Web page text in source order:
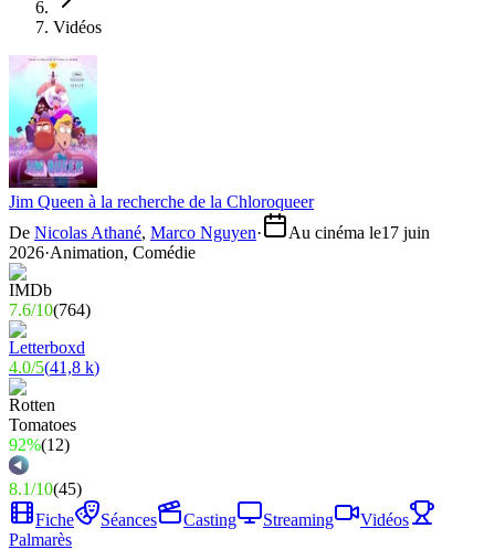
Vidéos
Jim Queen à la recherche de la Chloroqueer
De Nicolas Athané, Marco Nguyen· Au cinéma le17 juin
2026·Animation, Comédie
7.6/10(764)
4.0/5(41,8 k)
92%(12)
8.1/10(45)
Fiche
Séances Casting Streaming
Vidéos
Palmarès